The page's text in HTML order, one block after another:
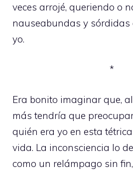
veces arrojé, queriendo o
nauseabundas y sórdidas
yo.
*
Era bonito imaginar que,
más tendría que
quién era yo en esta
vida. La inconsciencia lo
como un relámpago sin